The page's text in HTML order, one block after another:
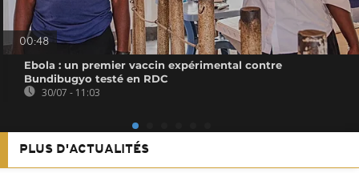
00:48
Ebola : un premier vaccin expérimental contre
Bundibugyo testé en RDC
30/07 - 11:03
PLUS D'ACTUALITÉS